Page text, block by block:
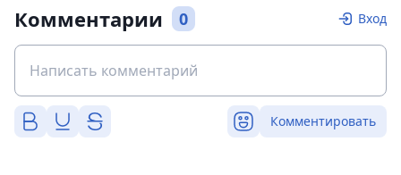
Комментарии 0 Вход
Комментировать